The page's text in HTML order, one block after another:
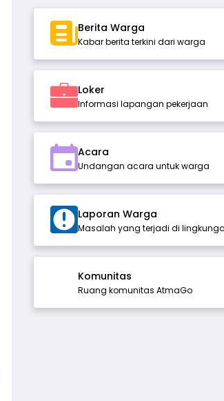
Berita Warga
Kabar berita terkini dari warga
Loker
Informasi lapangan pekerjaan
Acara
Undangan acara untuk warga
Laporan Warga
Masalah yang terjadi di
Komunitas
Ruang komunitas AtmaGo